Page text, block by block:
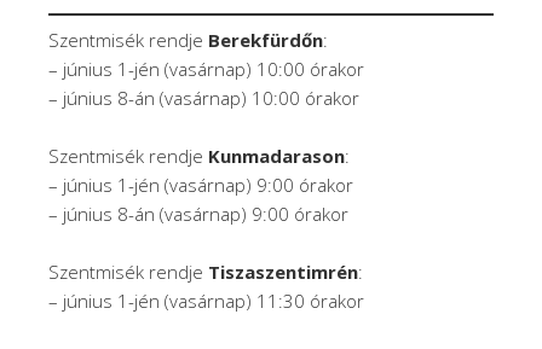
Szentmisék rendje Berekfürdőn:
– június 1-jén (vasárnap) 10:00 órakor
– június 8-án (vasárnap) 10:00 órakor
Szentmisék rendje Kunmadarason:
– június 1-jén (vasárnap) 9:00 órakor
– június 8-án (vasárnap) 9:00 órakor
Szentmisék rendje Tiszaszentimrén:
– június 1-jén (vasárnap) 11:30 órakor